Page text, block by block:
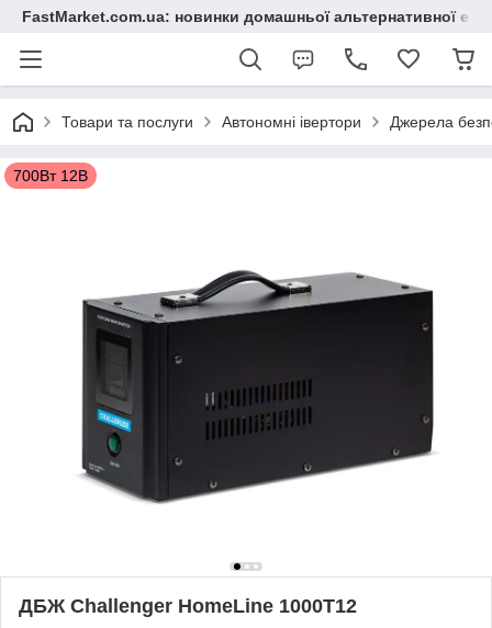
FastMarket.com.ua: новинки домашньої альтернативної
Товари та послуги Автономні івертори Джерела
700Вт 12В
ДБЖ Challenger HomeLine 1000T12